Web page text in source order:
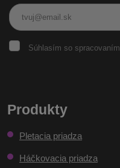
SúhlasímSúhlasím so spracovaním
nepodarilo
odoslať
Produkty
Pletacia priadza
Háčkovacia priadza